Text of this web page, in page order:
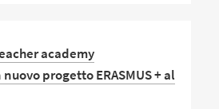
academy
nuovo progetto ERASMUS + al